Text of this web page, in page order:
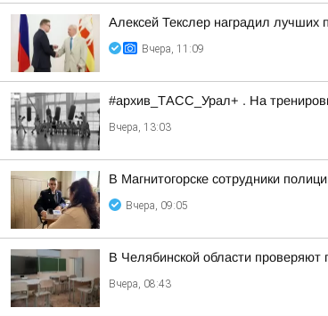
Алексей Текслер наградил лучших
Вчера, 11:09
#архив_ТАСС_Урал+ . На
Вчера, 13:03
В Магнитогорске сотрудники
Вчера, 09:05
В Челябинской области проверяют
Вчера, 08:43